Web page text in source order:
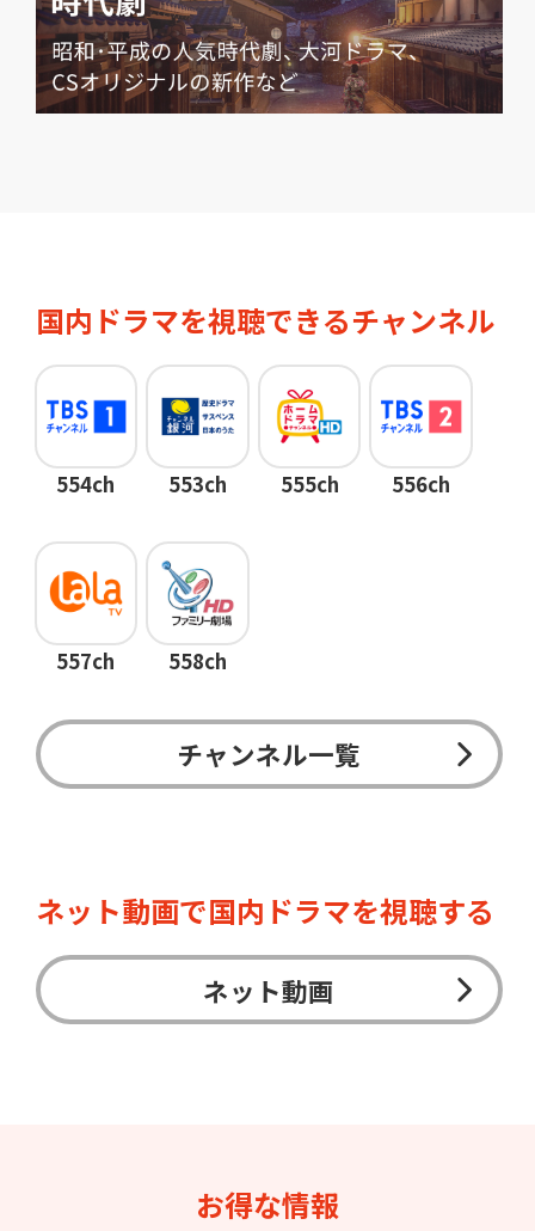
国内ドラマを視聴できるチャンネル
554ch 553ch 555ch 556ch
557ch 558ch
チャンネル一覧
ネット動画で国内ドラマを視聴する
ネット動画
お得な情報